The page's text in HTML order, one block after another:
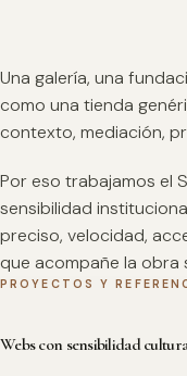
Una galería, una
como una tienda
contexto, mediación,
Por eso trabajamos el
sensibilidad
preciso, velocidad,
que acompañe la obra
PROYECTOS Y
Webs con sensibilidad